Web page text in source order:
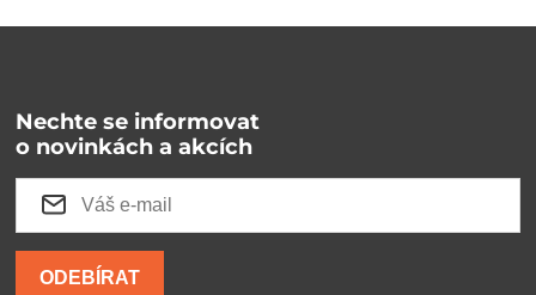
Nechte se informovat
o novinkách a akcích
ODEBÍRAT